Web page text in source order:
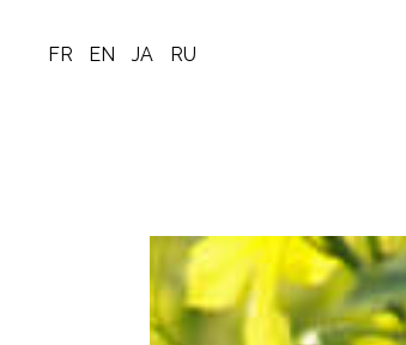
FR EN JA RU